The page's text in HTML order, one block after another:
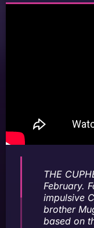
THE
February.
impulsive
brother
based on